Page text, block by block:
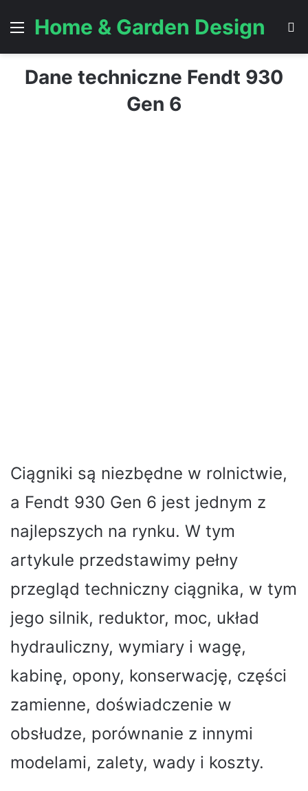
Menu
Home & Garden Design
Dane techniczne Fendt 930
Gen 6
Ciągniki są niezbędne w rolnictwie,
a Fendt 930 Gen 6 jest jednym z
najlepszych na rynku. W tym
artykule przedstawimy pełny
przegląd techniczny ciągnika, w tym
jego silnik, reduktor, moc, układ
hydrauliczny, wymiary i wagę,
kabinę, opony, konserwację, części
zamienne, doświadczenie w
obsłudze, porównanie z innymi
modelami, zalety, wady i koszty.